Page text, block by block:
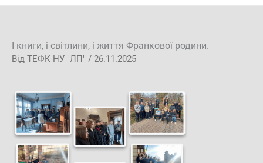
І книги, і світлини, і життя Франкової родини.
Від ТЕФК НУ "ЛП" / 26.11.2025